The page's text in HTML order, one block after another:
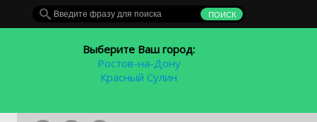
Выберите Ваш город:
Ростов-на-Дону
Красный Сулин